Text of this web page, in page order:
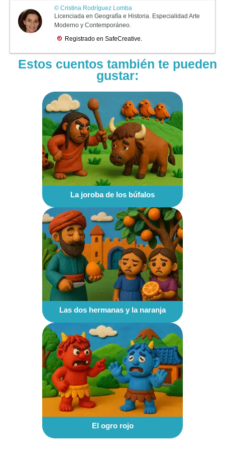
Estos cuentos también te pueden
gustar:
La joroba de los búfalos
Las dos hermanas y la naranja
El ogro rojo